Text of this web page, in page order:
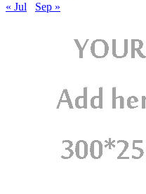
« Jul
Sep »